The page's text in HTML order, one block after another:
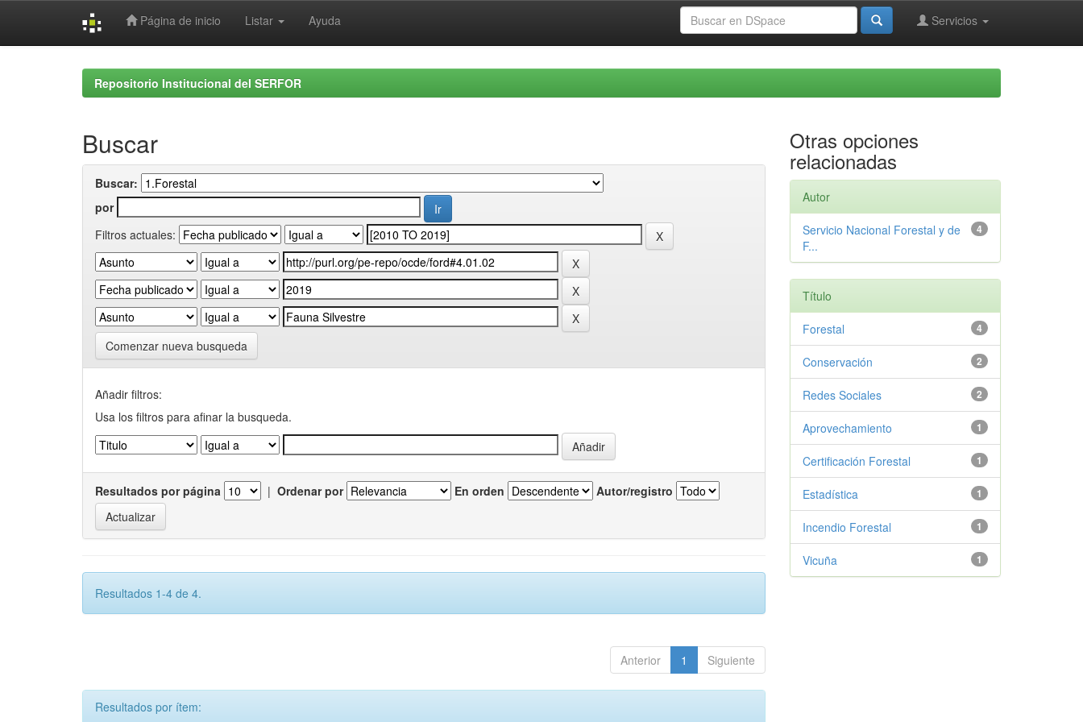
Página de inicio Listar Ayuda Servicios
Repositorio Institucional del SERFOR
Buscar
Buscar:
por
Filtros actuales:
Comenzar nueva busqueda
Añadir filtros:
Usa los filtros para afinar la busqueda.
Resultados por página | Ordenar por En orden Autor/registro
Resultados 1-4 de 4.
Anterior 1 Siguiente
Resultados por ítem:
Otras opciones
relacionadas
Autor
4
Servicio Nacional Forestal y de
F...
Título
4
Forestal
2
Conservación
2
Redes Sociales
1
Aprovechamiento
1
Certificación Forestal
1
Estadística
1
Incendio Forestal
1
Vicuña